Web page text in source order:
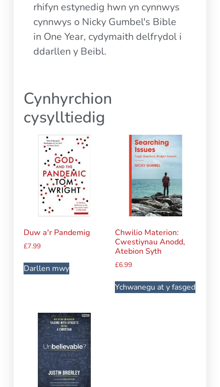
rhifyn estynedig hwn yn cynnwys
cynnwys o Nicky Gumbel's Bible
in One Year, cydymaith delfrydol i
ddarllen y Beibl.
Cynhyrchion
cysylltiedig
Duw a'r Pandemig
£7.99
Darllen mwy
Chwilio Materion:
Cwestiynau Anodd,
Atebion Syth
£6.99
Ychwanegu at y fasged